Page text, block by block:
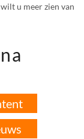
u meer zien van